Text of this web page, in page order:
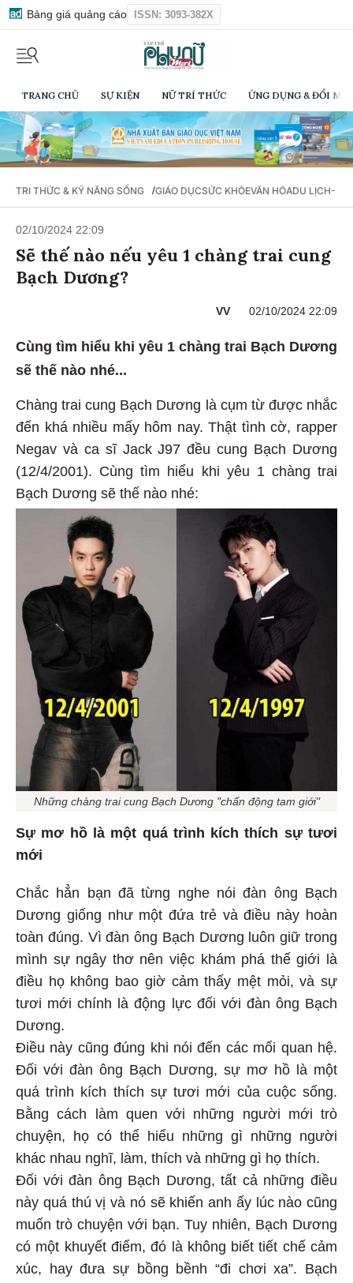
Bảng giá quảng cáo ISSN: 3093-382X
TRANG CHỦ SỰ KIỆN NỮ TRÍ THỨC ỨNG DỤNG & ĐỔI
TRI THỨC & KỸ NĂNG SỐNG /GIÁO DỤCSỨC KHỎEVĂN HÓADU LỊCH-
02/10/2024 22:09
Sẽ thế nào nếu yêu 1 chàng trai cung
Bạch Dương?
VV 02/10/2024 22:09
Cùng tìm hiểu khi yêu 1 chàng trai Bạch Dương
sẽ thế nào nhé...
Chàng trai cung Bạch Dương là cụm từ được nhắc
đến khá nhiều mấy hôm nay. Thật tình cờ, rapper
Negav và ca sĩ Jack J97 đều cung Bạch Dương
(12/4/2001). Cùng tìm hiểu khi yêu 1 chàng trai
Bạch Dương sẽ thế nào nhé:
Những chàng trai cung Bạch Dương "chấn động tam giới"
Sự mơ hồ là một quá trình kích thích sự tươi
mới
Chắc hẳn bạn đã từng nghe nói đàn ông Bạch
Dương giống như một đứa trẻ và điều này hoàn
toàn đúng. Vì đàn ông Bạch Dương luôn giữ trong
mình sự ngây thơ nên việc khám phá thế giới là
điều họ không bao giờ cảm thấy mệt mỏi, và sự
tươi mới chính là động lực đối với đàn ông Bạch
Dương.
Điều này cũng đúng khi nói đến các mối quan hệ.
Đối với đàn ông Bạch Dương, sự mơ hồ là một
quá trình kích thích sự tươi mới của cuộc sống.
Bằng cách làm quen với những người mới trò
chuyện, họ có thể hiểu những gì những người
khác nhau nghĩ, làm, thích và những gì họ thích.
Đối với đàn ông Bạch Dương, tất cả những điều
này quá thú vị và nó sẽ khiến anh ấy lúc nào cũng
muốn trò chuyện với bạn. Tuy nhiên, Bạch Dương
có một khuyết điểm, đó là không biết tiết chế cảm
xúc, hay đưa sự bồng bềnh “đi chơi xa”. Bạch